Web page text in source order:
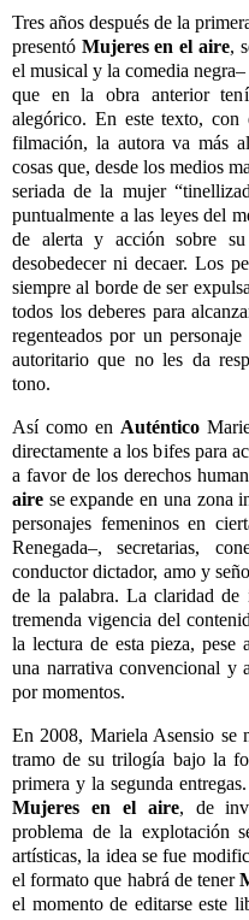
Tres años después de la
presentó Mujeres en el aire,
el musical y la comedia negra–
que en la obra anterior tení
alegórico. En este texto, con
filmación, la autora va más
cosas que, desde los medios
seriada de la mujer “
puntualmente a las leyes del
de alerta y acción sobre
desobedecer ni decaer. Los
siempre al borde de ser
todos los deberes para
regenteados por un
autoritario que no les da
tono.
Asícomo en Auténtico
directamente a los bifes para
a favor de los derechos
aire se expande en una zona
personajes femeninos en
Renegada–, secretarias,
conductor dictador, amo y
de la palabra. La claridad de
tremenda vigencia del
la lectura de esta pieza, pese
una narrativa convencional y
por momentos.
En 2008, Mariela Asensio se
tramo de su trilogía bajo la
primera y la segunda
Mujeres en el aire, de
problema de la explotación
artísticas, la idea se fue
el formato que habrá de tener
el momento de editarse este